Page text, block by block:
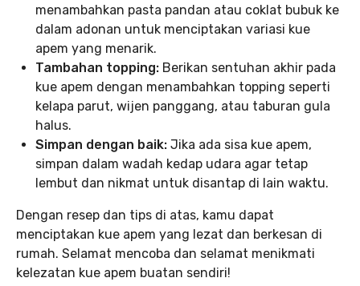
menambahkan pasta pandan atau coklat bubuk ke
dalam adonan untuk menciptakan variasi kue
apem yang menarik.
Tambahan topping: Berikan sentuhan akhir pada
kue apem dengan menambahkan topping seperti
kelapa parut, wijen panggang, atau taburan gula
halus.
Simpan dengan baik: Jika ada sisa kue apem,
simpan dalam wadah kedap udara agar tetap
lembut dan nikmat untuk disantap di lain waktu.
Dengan resep dan tips di atas, kamu dapat
menciptakan kue apem yang lezat dan berkesan di
rumah. Selamat mencoba dan selamat menikmati
kelezatan kue apem buatan sendiri!